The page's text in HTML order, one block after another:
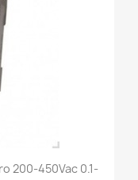
200-450Vac 0.1-